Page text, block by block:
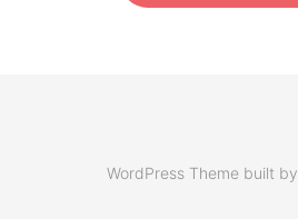
WordPress Theme built by